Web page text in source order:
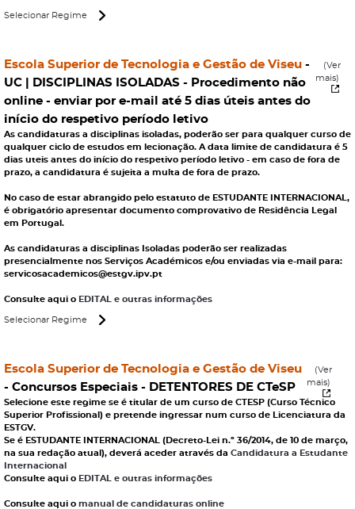
Selecionar Regime
Escola Superior de Tecnologia e Gestão de Viseu -
UC | DISCIPLINAS ISOLADAS - Procedimento não
online - enviar por e-mail até 5 dias úteis antes do
início do respetivo período letivo
(Ver
mais)
As candidaturas a disciplinas isoladas, poderão ser para qualquer curso de
qualquer ciclo de estudos em lecionação. A data limite de candidatura é 5
dias uteis antes do início do respetivo período letivo - em caso de fora de
prazo, a candidatura é sujeita a multa de fora de prazo.
No caso de estar abrangido pelo estatuto de ESTUDANTE INTERNACIONAL,
é obrigatório apresentar documento comprovativo de Residência Legal
em Portugal.
As candidaturas a disciplinas Isoladas poderão ser realizadas
presencialmente nos Serviços Académicos e/ou enviadas via e-mail para:
servicosacademicos@estgv.ipv.pt
Consulte aqui o EDITAL e outras informações
Selecionar Regime
Escola Superior de Tecnologia e Gestão de Viseu
- Concursos Especiais - DETENTORES DE CTeSP
(Ver
mais)
Selecione este regime se é titular de um curso de CTESP (Curso Técnico
Superior Profissional) e pretende ingressar num curso de Licenciatura da
ESTGV.
Se é ESTUDANTE INTERNACIONAL (Decreto-Lei n.º 36/2014, de 10 de março,
na sua redação atual), deverá aceder através da Candidatura a Estudante
Internacional
Consulte aqui o EDITAL e outras informações
Consulte aqui o manual de candidaturas online